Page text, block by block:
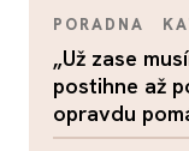
PORADNA
„Už zase
postihne až
opravdu